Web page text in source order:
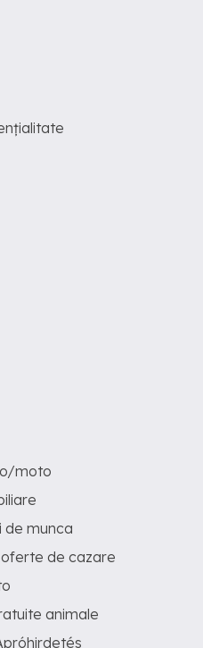
moto
de munca
de cazare
animale